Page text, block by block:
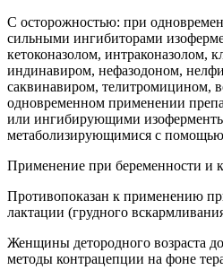
С осторожностью: при
сильными ингибиторами
кетоконазолом, интраконазолом,
индинавиром, нефазодоном,
саквинавиром, телитромицином,
одновременном применении
или ингибирующими
метаболизирующимися с
Применение при беременности и
Противопоказан к применению
лактации (грудного
Женщины детородного возраста
методы контрацепции на фоне